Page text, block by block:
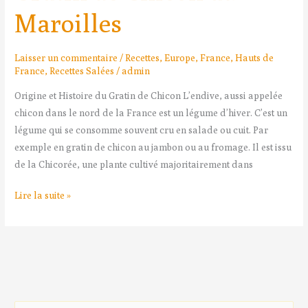
Maroilles
Laisser un commentaire /Recettes,Europe,France,Hauts de
France,Recettes Salées /admin
Origine et Histoire du Gratin de Chicon L’endive, aussi appelée
chicon dans le nord de la France est un légume d’hiver. C’est un
légume qui se consomme souvent cru en salade ou cuit. Par
exemple en gratin de chicon au jambon ou au fromage. Il est issu
de la Chicorée, une plante cultivé majoritairement dans
Lire la suite »